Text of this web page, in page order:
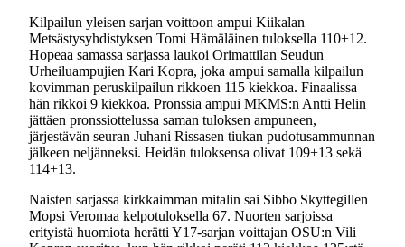
Kilpailun yleisen sarjan voittoon ampui Kiikalan
Metsästysyhdistyksen Tomi Hämäläinen tuloksella 110+12.
Hopeaa samassa sarjassa laukoi Orimattilan Seudun
Urheiluampujien Kari Kopra, joka ampui samalla kilpailun
kovimman peruskilpailun rikkoen 115 kiekkoa. Finaalissa
hän rikkoi 9 kiekkoa. Pronssia ampui MKMS:n Antti Helin
jättäen pronssiottelussa saman tuloksen ampuneen,
järjestävän seuran Juhani Rissasen tiukan pudotusammunnan
jälkeen neljänneksi. Heidän tuloksensa olivat 109+13 sekä
114+13.
Naisten sarjassa kirkkaimman mitalin sai Sibbo Skyttegillen
Mopsi Veromaa kelpotuloksella 67. Nuorten sarjoissa
erityistä huomiota herätti Y17-sarjan voittajan OSU:n Vili